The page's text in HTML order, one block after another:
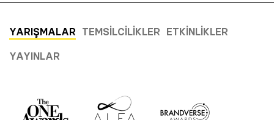
YARIŞMALAR TEMSILCILIKLER ETKINLIKLER
YAYINLAR